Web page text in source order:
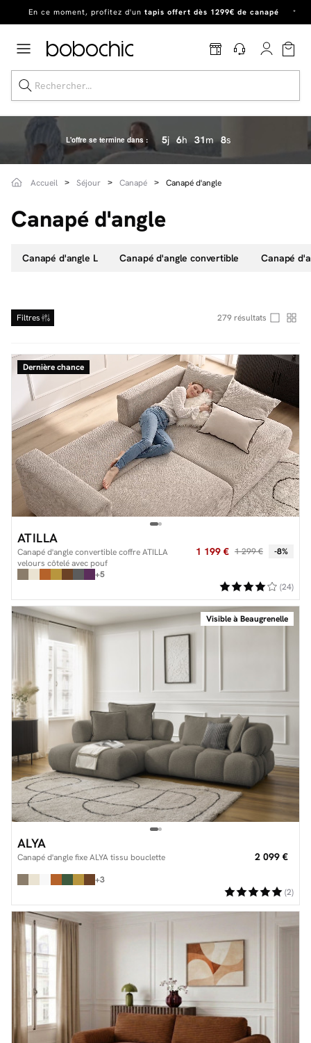
Dernière chancede profiter de nos prix réduitsjusqu'à -50%!
Dernière chance jusqu'à -50%
Nouveautés
Livraison rapide
Facilité de paiements
Livraison
Aide et contact
Conseil sur mesure
Mieux nous connaître
L'offre se termine dans : 5j 6h 31m 5s
Accueil Séjour Canapé Canapé d'angle
Canapé d'angle
Canapé d'angle L Canapé d'angle convertible Canapé
Filtres 279 résultats
Dernière chance
ATILLA
Canapé d'angle convertible coffre ATILLA
velours côtelé avec pouf
1 199 € 1 299 € -8%
+5
(24)
Visible à Beaugrenelle
ALYA
Canapé d'angle fixe ALYA tissu bouclette 2 099 €
+3
(2)